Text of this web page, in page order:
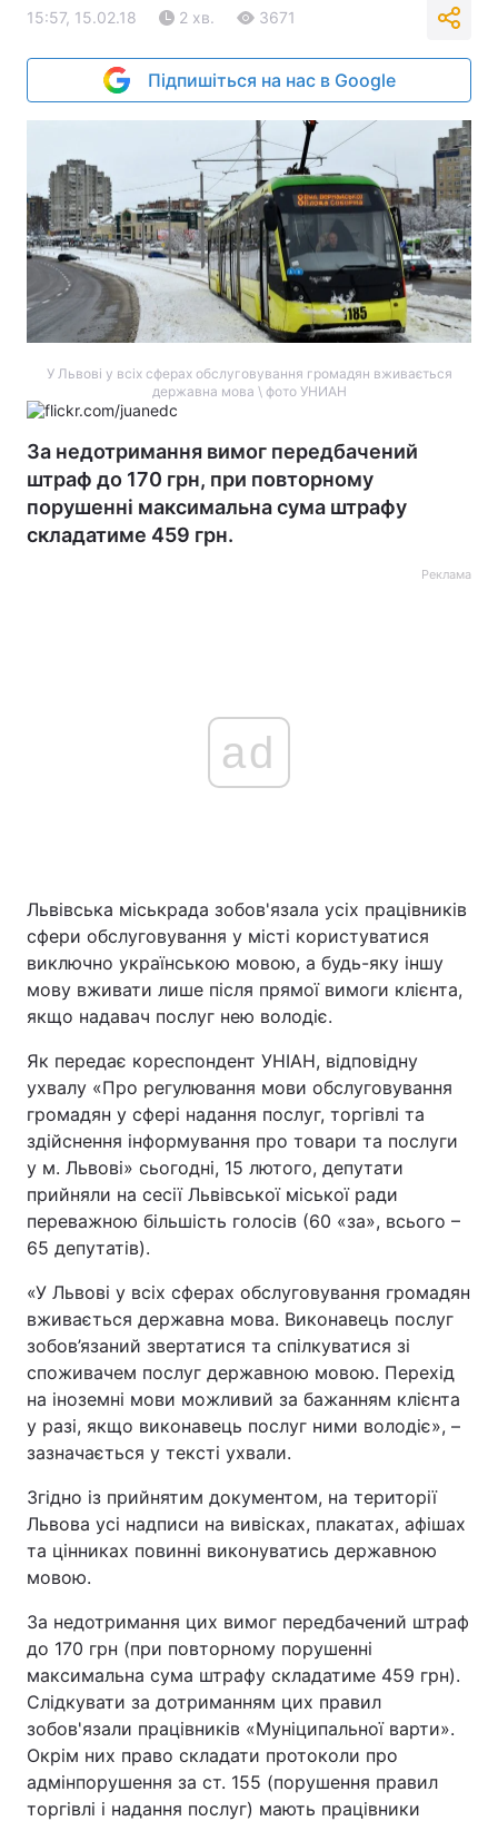
15:57, 15.02.18 2 хв. 3671
Підпишіться на нас в Google
У Львові у всіх сферах обслуговування громадян вживається
державна мова \ фото УНИАН
За недотримання вимог передбачений
штраф до 170 грн, при повторному
порушенні максимальна сума штрафу
складатиме 459 грн.
Реклама
ad
Львівська міськрада зобов'язала усіх працівників
сфери обслуговування у місті користуватися
виключно українською мовою, а будь-яку іншу
мову вживати лише після прямої вимоги клієнта,
якщо надавач послуг нею володіє.
Як передає кореспондент УНІАН, відповідну
ухвалу «Про регулювання мови обслуговування
громадян у сфері надання послуг, торгівлі та
здійснення інформування про товари та послуги
у м. Львові» сьогодні, 15 лютого, депутати
прийняли на сесії Львівської міської ради
переважною більшість голосів (60 «за», всього –
65 депутатів).
«У Львові у всіх сферах обслуговування громадян
вживається державна мова. Виконавець послуг
зобов’язаний звертатися та спілкуватися зі
споживачем послуг державною мовою. Перехід
на іноземні мови можливий за бажанням клієнта
у разі, якщо виконавець послуг ними володіє», –
зазначається у тексті ухвали.
Згідно із прийнятим документом, на території
Львова усі надписи на вивісках, плакатах, афішах
та цінниках повинні виконуватись державною
мовою.
За недотримання цих вимог передбачений штраф
до 170 грн (при повторному порушенні
максимальна сума штрафу складатиме 459 грн).
Слідкувати за дотриманням цих правил
зобов'язали працівників «Муніципальної варти».
Окрім них право складати протоколи про
адмінпорушення за ст. 155 (порушення правил
торгівлі і надання послуг) мають працівники